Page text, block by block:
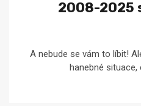
2008-2025
A nebude se vám to líbit!
hanebné situace,